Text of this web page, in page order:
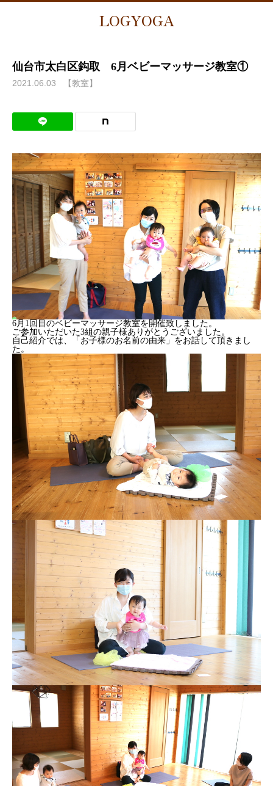
LOGYOGA
仙台市太白区鈎取 6月ベビーマッサージ教室①
2021.06.03 【教室】
6月1回目のベビーマッサージ教室を開催致しました。
ご参加いただいた3組の親子様ありがとうございました。
自己紹介では、「お子様のお名前の由来」をお話して頂きまし
た。